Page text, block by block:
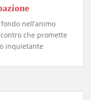
nell’animo
che promette
inquietante